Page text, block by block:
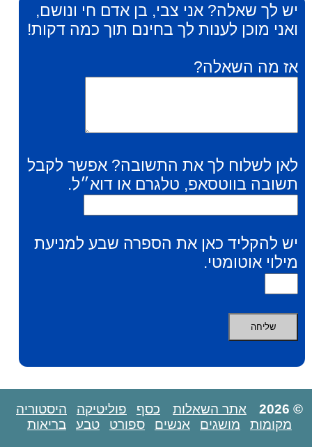
יש לך שאלה? אני צבי, בן אדם חי ונושם,
ואני מוכן לענות לך בחינם תוך כמה דקות!
אז מה השאלה?
לאן לשלוח לך את התשובה? אפשר לקבל
תשובה בווטסאפ, טלגרם או דוא״ל.
יש להקליד כאן את הספרה שבע למניעת
מילוי אוטומטי.
© 2026 אתר השאלות כסף פוליטיקה
היסטוריה
מקומות
מושגים אנשים ספורט טבע בריאות